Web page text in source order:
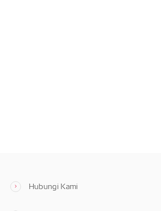
Hubungi Kami